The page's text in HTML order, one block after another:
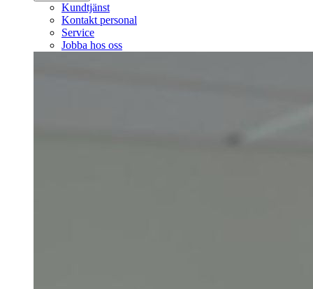
Kundtjänst
Kontakt personal
Service
Jobba hos oss